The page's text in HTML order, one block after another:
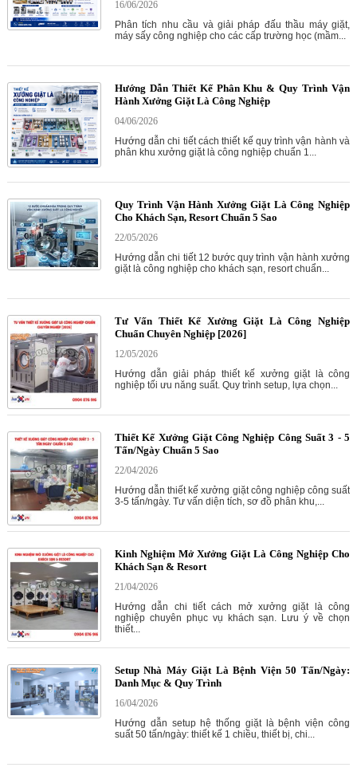
16/06/2026
Phân tích nhu cầu và giải pháp đấu thầu máy giặt,
máy sấy công nghiệp cho các cấp trường học (mầm...
Hướng Dẫn Thiết Kế Phân Khu & Quy Trình Vận
Hành Xưởng Giặt Là Công Nghiệp
04/06/2026
Hướng dẫn chi tiết cách thiết kế quy trình vận hành và
phân khu xưởng giặt là công nghiệp chuẩn 1...
Quy Trình Vận Hành Xưởng Giặt Là Công Nghiệp
Cho Khách Sạn, Resort Chuẩn 5 Sao
22/05/2026
Hướng dẫn chi tiết 12 bước quy trình vận hành xưởng
giặt là công nghiệp cho khách sạn, resort chuẩn...
Tư Vấn Thiết Kế Xưởng Giặt Là Công Nghiệp
Chuẩn Chuyên Nghiệp [2026]
12/05/2026
Hướng dẫn giải pháp thiết kế xưởng giặt là công
nghiệp tối ưu năng suất. Quy trình setup, lựa chọn...
Thiết Kế Xưởng Giặt Công Nghiệp Công Suất 3 - 5
Tấn/Ngày Chuẩn 5 Sao
22/04/2026
Hướng dẫn thiết kế xưởng giặt công nghiệp công suất
3-5 tấn/ngày. Tư vấn diện tích, sơ đồ phân khu,...
Kinh Nghiệm Mở Xưởng Giặt Là Công Nghiệp Cho
Khách Sạn & Resort
21/04/2026
Hướng dẫn chi tiết cách mở xưởng giặt là công
nghiệp chuyên phục vụ khách sạn. Lưu ý về chọn
thiết...
Setup Nhà Máy Giặt Là Bệnh Viện 50 Tấn/Ngày:
Danh Mục & Quy Trình
16/04/2026
Hướng dẫn setup hệ thống giặt là bệnh viện công
suất 50 tấn/ngày: thiết kế 1 chiều, thiết bị, chi...